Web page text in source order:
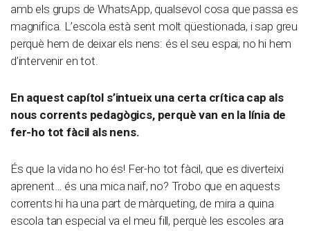
amb els grups de WhatsApp, qualsevol cosa que passa es
magnifica. L’escola està sent molt qüestionada, i sap greu
perquè hem de deixar els nens: és el seu espai; no hi hem
d’intervenir en tot.
En aquest capítol s’intueix una certa crítica cap als
nous corrents pedagògics, perquè van en la línia de
fer-ho tot fàcil als nens.
És que la vida no ho és! Fer-ho tot fàcil, que es diverteixi
aprenent… és una mica naïf, no? Trobo que en aquests
corrents hi ha una part de màrqueting, de mira a quina
escola tan especial va el meu fill, perquè les escoles ara